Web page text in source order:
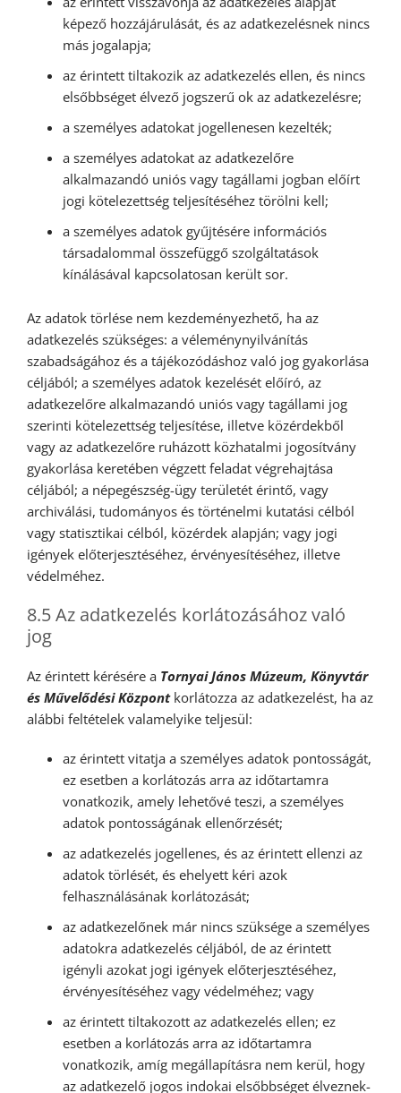
képező hozzájárulását, és az adatkezelésnek nincs
más jogalapja;
az érintett tiltakozik az adatkezelés ellen, és nincs
elsőbbséget élvező jogszerű ok az adatkezelésre;
a személyes adatokat jogellenesen kezelték;
a személyes adatokat az adatkezelőre
alkalmazandó uniós vagy tagállami jogban előírt
jogi kötelezettség teljesítéséhez törölni kell;
a személyes adatok gyűjtésére információs
társadalommal összefüggő szolgáltatások
kínálásával kapcsolatosan került sor.
Az adatok törlése nem kezdeményezhető, ha az
adatkezelés szükséges: a véleménynyilvánítás
szabadságához és a tájékozódáshoz való jog gyakorlása
céljából; a személyes adatok kezelését előíró, az
adatkezelőre alkalmazandó uniós vagy tagállami jog
szerinti kötelezettség teljesítése, illetve közérdekből
vagy az adatkezelőre ruházott közhatalmi jogosítvány
gyakorlása keretében végzett feladat végrehajtása
céljából; a népegészség-ügy területét érintő, vagy
archiválási, tudományos és történelmi kutatási célból
vagy statisztikai célból, közérdek alapján; vagy jogi
igények előterjesztéséhez, érvényesítéséhez, illetve
védelméhez.
8.5 Az adatkezelés korlátozásához való
jog
Az érintett kérésére a Tornyai János Múzeum, Könyvtár
és Művelődési Központkorlátozza az adatkezelést, ha az
alábbi feltételek valamelyike teljesül:
az érintett vitatja a személyes adatok pontosságát,
ez esetben a korlátozás arra az időtartamra
vonatkozik, amely lehetővé teszi, a személyes
adatok pontosságának ellenőrzését;
az adatkezelés jogellenes, és az érintett ellenzi az
adatok törlését, és ehelyett kéri azok
felhasználásának korlátozását;
az adatkezelőnek már nincs szüksége a személyes
adatokra adatkezelés céljából, de az érintett
igényli azokat jogi igények előterjesztéséhez,
érvényesítéséhez vagy védelméhez; vagy
az érintett tiltakozott az adatkezelés ellen; ez
esetben a korlátozás arra az időtartamra
vonatkozik, amíg megállapításra nem kerül, hogy
az adatkezelő jogos indokai elsőbbséget élveznek-